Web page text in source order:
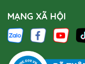
MẠNG XÃ HỘI